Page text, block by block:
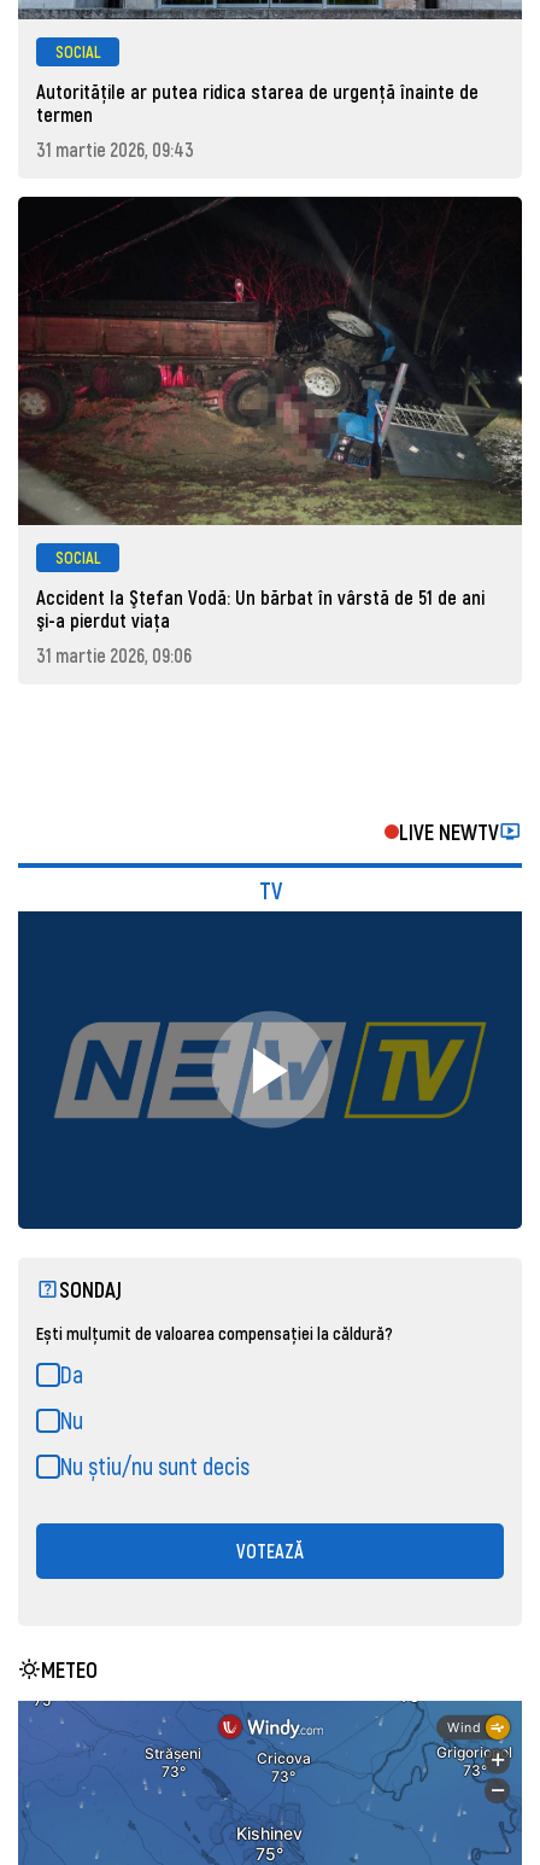
SOCIAL
Autoritățile ar putea ridica starea de urgență înainte de
termen
31 martie 2026, 09:43
SOCIAL
Accident la Ştefan Vodă: Un bărbat în vârstă de 51 de ani
şi-a pierdut viaţa
31 martie 2026, 09:06
LIVE NEWTV
TV
SONDAJ
Ești mulțumit de valoarea compensației la căldură?
Da
Nu
Nu știu/nu sunt decis
VOTEAZĂ
METEO